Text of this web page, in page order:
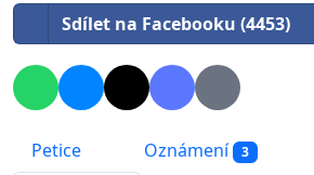
Sdílet na Facebooku (4453)
Petice Oznámení 3